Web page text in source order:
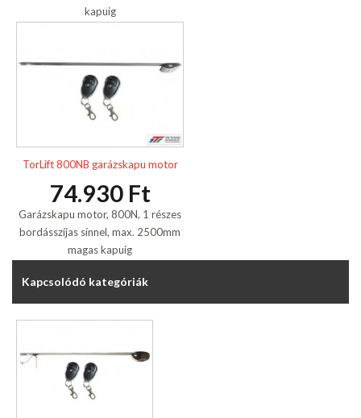
kapuig
TorLift 800NB garázskapu motor
74.930 Ft
Garázskapu motor, 800N, 1 részes
bordásszíjas sínnel, max. 2500mm
magas kapuig
Kapcsolódó kategóriák